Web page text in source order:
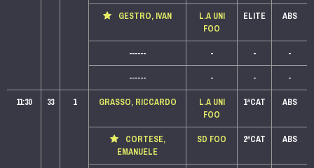
GESTRO, IVAN
L.A UNI
FOO
ELITE ABS
------ - -
-
------
- -
-
11:30
33 1 GRASSO, RICCARDO
L.A UNI
FOO
1ªCAT ABS
CORTESE,
EMANUELE
SD FOO 2ªCAT ABS